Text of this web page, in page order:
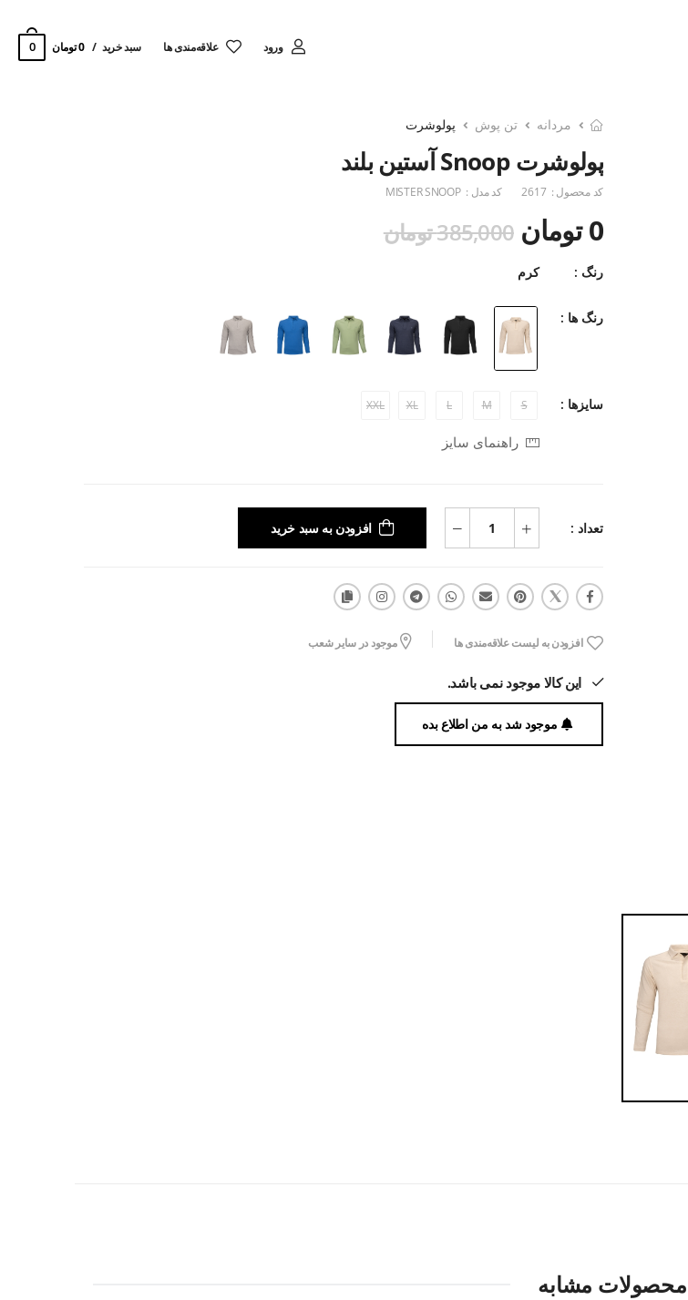
ورود ‌علاقه‌مندی ها سبد خرید 0 تومان 0
مردانه تن پوش پولوشرت
پولوشرت Snoop آستین بلند
کد محصول : 2617 کد مدل : MISTER SNOOP
0 تومان 385,000 تومان
رنگ : کرم
رنگ ها :
سایزها : S
M
L
XL
XXL
راهنمای سایز
تعداد : افزودن به سبد خرید
افزودن به لیست علاقه‌مندی ها موجود در سایر شعب
این کالا موجود نمی باشد.
موجود شد به من اطلاع بده
محصولات مشابه